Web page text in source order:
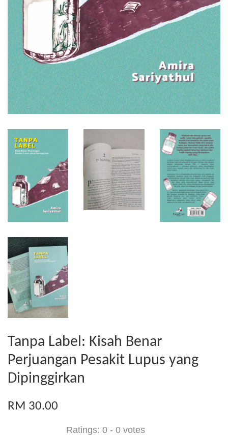
Tanpa Label: Kisah Benar
Perjuangan Pesakit Lupus yang
Dipinggirkan
RM 30.00
Ratings: 0 - 0 votes